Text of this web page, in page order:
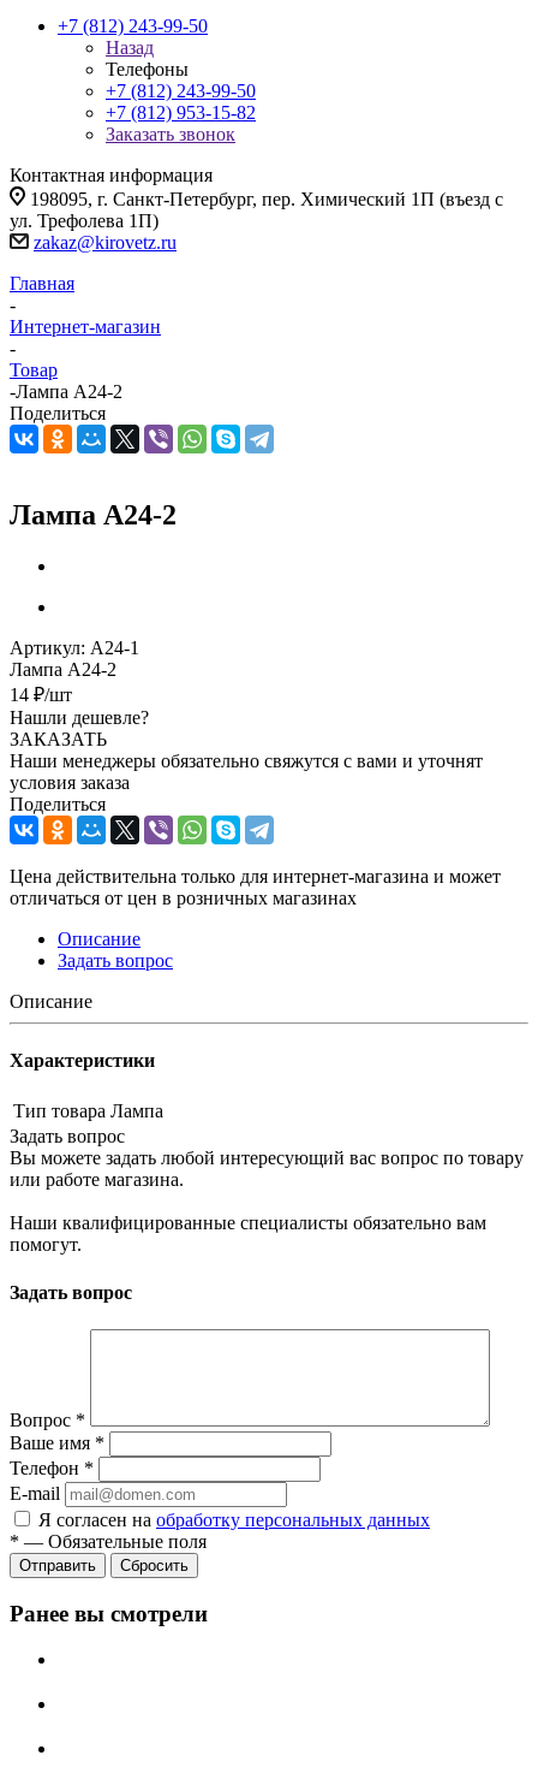
+7 (812) 243-99-50
Назад
Телефоны
+7 (812) 243-99-50
+7 (812) 953-15-82
Заказать звонок
Контактная информация
198095, г. Санкт-Петербург, пер. Химический 1П (въезд с
ул. Трефолева 1П)
zakaz@kirovetz.ru
Главная
-
Интернет-магазин
-
Товар
-Лампа А24-2
Поделиться
Лампа А24-2
Артикул: А24-1
Лампа А24-2
14 ₽/шт
Нашли дешевле?
ЗАКАЗАТЬ
Наши менеджеры обязательно свяжутся с вами и уточнят
условия заказа
Поделиться
Цена действительна только для интернет-магазина и может
отличаться от цен в розничных магазинах
Описание
Задать вопрос
Описание
Характеристики
Тип товара Лампа
Задать вопрос
Вы можете задать любой интересующий вас вопрос по товару
или работе магазина.
Наши квалифицированные специалисты обязательно вам
помогут.
Задать вопрос
Вопрос *
Ваше имя *
Телефон *
E-mail
Я согласен на обработку персональных данных
* — Обязательные поля
Сбросить
Ранее вы смотрели